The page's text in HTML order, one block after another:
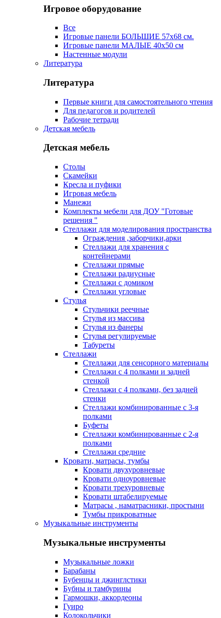
Игровое оборудование
Все
Игровые панели БОЛЬШИЕ 57х68 см.
Игровые панели МАЛЫЕ 40х50 см
Настенные модули
Литература
Литература
Первые книги для самостоятельного чтения
Для педагогов и родителей
Рабочие тетради
Детская мебель
Детская мебель
Столы
Скамейки
Кресла и пуфики
Игровая мебель
Манежи
Комплекты мебели для ДОУ "Готовые
решения "
Стеллажи для моделирования пространства
Ограждения ,заборчики,арки
Стеллажи для хранения с
контейнерами
Стеллажи прямые
Стеллажи радиусные
Стеллажи с домиком
Стеллажи угловые
Стулья
Стульчики реечные
Стулья из массива
Стулья из фанеры
Стулья регулируемые
Табуреты
Стеллажи
Стеллажи для сенсорного материалы
Стеллажи с 4 полками и задней
стенкой
Стеллажи с 4 полками, без задней
стенки
Стеллажи комбинированные с 3-я
полками
Буфеты
Стеллажи комбинированные с 2-я
полками
Стеллажи средние
Кровати, матрасы, тумбы
Кровати двухуровневые
Кровати одноуровневые
Кровати трехуровневые
Кровати штабелируемые
Матрасы , наматрасники, простыни
Тумбы прикроватные
Музыкальные инструменты
Музыкальные инструменты
Музыкальные ложки
Барабаны
Бубенцы и джинглстики
Бубны и тамбурины
Гармошки, аккордеоны
Гуиро
Колокольчики